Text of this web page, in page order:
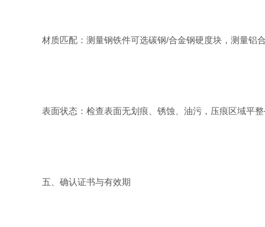
材质匹配：测量钢铁件可选碳钢/合金钢硬度块，测量铝
表面状态：检查表面无划痕、锈蚀、油污，压痕区域平
五、确认证书与有效期